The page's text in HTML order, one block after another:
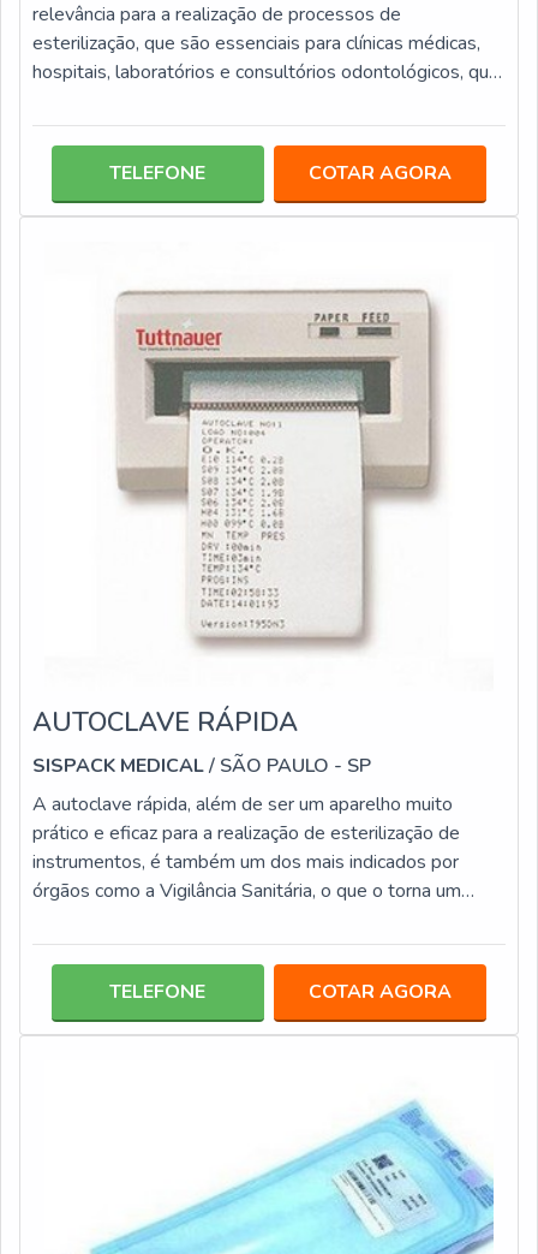
relevância para a realização de processos de
esterilização, que são essenciais para clínicas médicas,
hospitais, laboratórios e consultórios odontológicos, que
produtos, entre eles: Instrumentos; Acessórios; Placas;
elevada capacidade de performance e eficiência, traz
mais agilidade aos procedimentos de ambiente médicos,
TELEFONE COTAR AGORA
AUTOCLAVE RÁPIDA
SISPACK MEDICAL/ SÃO PAULO - SP
A autoclave rápida, além de ser um aparelho muito
prático e eficaz para a realização de esterilização de
instrumentos, é também um dos mais indicados por
órgãos como a Vigilância Sanitária, o que o torna um
longe do perigo de infecções. Além disso, a autoclave é
torna uma aquisição segura, entre elas: Possui custo
acessível; É compatível com diversos tipos de
TELEFONE COTAR AGORA